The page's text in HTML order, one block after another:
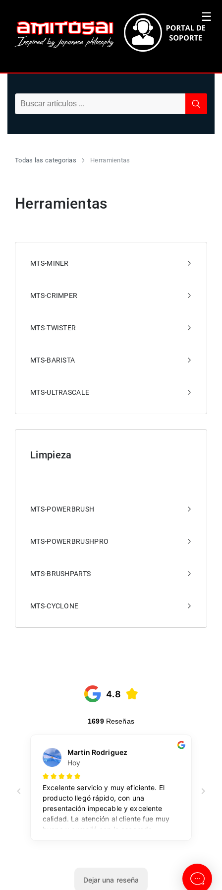
☰
Todas las categorias Herramientas
Herramientas
MTS-MINER
MTS-CRIMPER
MTS-TWISTER
MTS-BARISTA
MTS-ULTRASCALE
Limpieza
MTS-POWERBRUSH
MTS-POWERBRUSHPRO
MTS-BRUSHPARTS
MTS-CYCLONE